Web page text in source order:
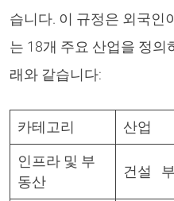
습니다. 이 규정은 외국인
는 18개 주요 산업을 정의
래와 같습니다:
카테고리 산업
인프라 및 부
동산
건설